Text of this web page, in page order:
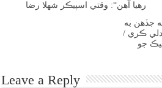
رهيا آهن“: وقتي اسپيڪر شهلا رضا
جڏهن به
ڪري /
جو
Leave a Reply